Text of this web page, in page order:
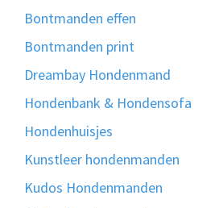
Bontmanden effen
Bontmanden print
Dreambay Hondenmand
Hondenbank & Hondensofa
Hondenhuisjes
Kunstleer hondenmanden
Kudos Hondenmanden